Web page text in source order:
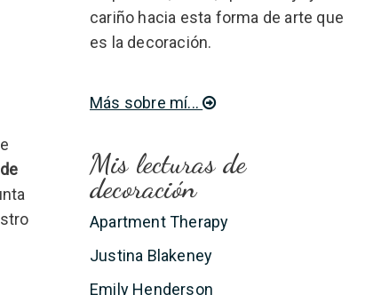
cariño hacia esta forma de arte que
es la decoración.
Más sobre mí...
Mis lecturas de
decoración
Apartment Therapy
Justina Blakeney
Emily Henderson